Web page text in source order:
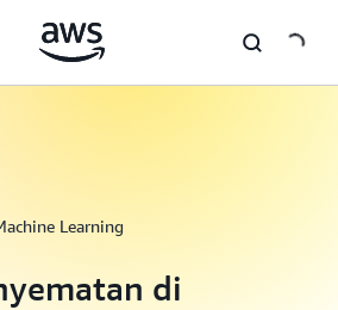
Learning
di